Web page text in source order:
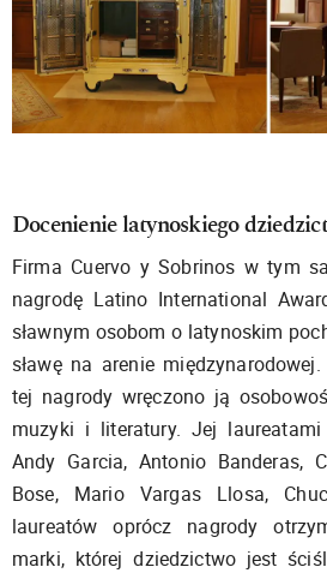
Docenienie latynoskiego
Firma Cuervo y Sobrinos w tym
nagrodę Latino International
sławnym osobom o latynoskim
sławę na arenie
tej nagrody wręczono ją
muzyki i literatury. Jej laureatami
Andy Garcia, Antonio Banderas,
Bose, Mario Vargas Llosa,
laureatów oprócz nagrody
marki, której dziedzictwo jest